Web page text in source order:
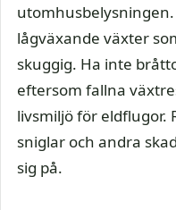
lågväxande växter
skuggig. Ha inte
eftersom fallna
livsmiljö för eldflugor.
sniglar och andra
sig på.